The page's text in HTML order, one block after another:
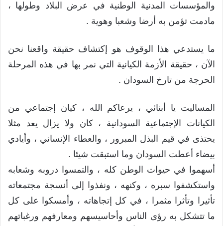
والمؤسسات المدنية الوطنية في عرض البلاد وطولها ،
مادمت تؤمن به أرضا وشعبا وهوية .
ما يستدعي هذا الوقوف هو إكتشاف حقيقة واقعنا نحن
الآن ، حقيقة الأزمة الكيانية التي نمر بها في هذه المرحلة
الحرجة من تارخ السودان .
المساليت يا أبنائي ، يرعاكم الله ، كيان إجتماعي من
الكيانات الإجتماعية السودانية ، كان ولا يزال يعد مثلا
يحتذى في قيم البذل المبرور ، والعطاء الإنساني ، وأيادي
بيضاء أعطت السودان وما استبقت شيئا .
أسهموا في حيوات الوطن كله ، والتمسوا دروبه وشعابه
واستكشفوا سبره ، وكنهه ، ونفذوا إلى أنسجة مجتمعاته
تأثيرا وتأثرا مثمرا ، في كل إتجاهاته ، وأمسكوا على كل
ما تتشكل به رؤى الناس وأحاسيسهم ومعارفهم ورغباتهم